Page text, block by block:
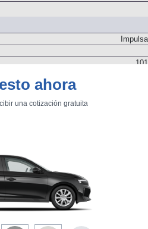
ahora
una cotización gratuita